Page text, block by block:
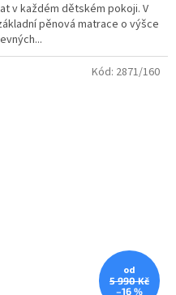
v každém dětském pokoji. V
pěnová matrace o výšce
od
5 990 Kč
–16 %
Kód: 2871/160